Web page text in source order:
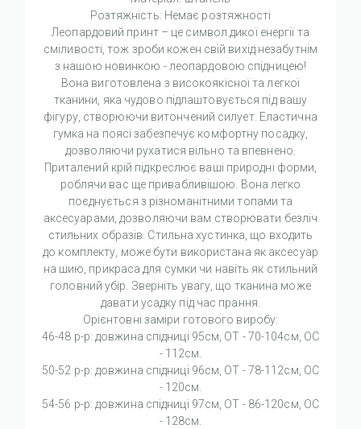
Розтяжність: Немає розтяжності
Леопардовий принт – це символ дикої енергії та
сміливості, тож зроби кожен свій вихід незабутнім
з нашою новинкою - леопардовою спідницею!
Вона виготовлена з високоякісної та легкої
тканини, яка чудово підлаштовується під вашу
фігуру, створюючи витончений силует. Еластична
гумка на поясі забезпечує комфортну посадку,
дозволяючи рухатися вільно та впевнено.
Приталений крій підкреслює ваші природні форми,
роблячи вас ще привабливішою. Вона легко
поєднується з різноманітними топами та
аксесуарами, дозволяючи вам створювати безліч
стильних образів. Стильна хустинка, що входить
до комплекту, може бути використана як аксесуар
на шию, прикраса для сумки чи навіть як стильний
головний убір. Зверніть увагу, що тканина може
давати усадку під час прання.
Орієнтовні заміри готового виробу:
46-48 р-р: довжина спідниці 95см, ОТ - 70-104см, OC
- 112см.
50-52 р-р: довжина спідниці 96см, ОТ - 78-112см, OC
- 120см.
54-56 р-р: довжина спідниці 97см, ОТ - 86-120см, OC
- 128см.